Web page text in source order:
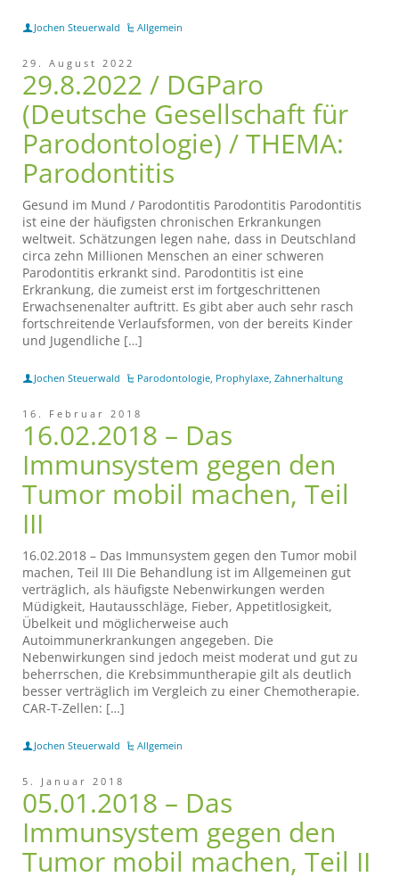
Jochen Steuerwald Allgemein
29. August 2022
29.8.2022 / DGParo
(Deutsche Gesellschaft für
Parodontologie) / THEMA:
Parodontitis
Gesund im Mund / Parodontitis Parodontitis Parodontitis
ist eine der häufigsten chronischen Erkrankungen
weltweit. Schätzungen legen nahe, dass in Deutschland
circa zehn Millionen Menschen an einer schweren
Parodontitis erkrankt sind. Parodontitis ist eine
Erkrankung, die zumeist erst im fortgeschrittenen
Erwachsenenalter auftritt. Es gibt aber auch sehr rasch
fortschreitende Verlaufsformen, von der bereits Kinder
und Jugendliche […]
Jochen Steuerwald Parodontologie, Prophylaxe,Zahnerhaltung
16. Februar 2018
16.02.2018 – Das
Immunsystem gegen den
Tumor mobil machen, Teil
III
16.02.2018 – Das Immunsystem gegen den Tumor mobil
machen, Teil III Die Behandlung ist im Allgemeinen gut
verträglich, als häufigste Nebenwirkungen werden
Müdigkeit, Hautausschläge, Fieber, Appetitlosigkeit,
Übelkeit und möglicherweise auch
Autoimmunerkrankungen angegeben. Die
Nebenwirkungen sind jedoch meist moderat und gut zu
beherrschen, die Krebsimmuntherapie gilt als deutlich
besser verträglich im Vergleich zu einer Chemotherapie.
CAR-T-Zellen: […]
Jochen Steuerwald Allgemein
5. Januar 2018
05.01.2018 – Das
Immunsystem gegen den
Tumor mobil machen, Teil II